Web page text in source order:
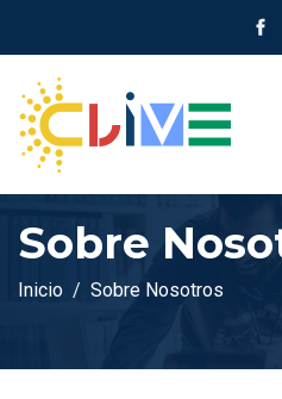
Sobre
Inicio Sobre Nosotros